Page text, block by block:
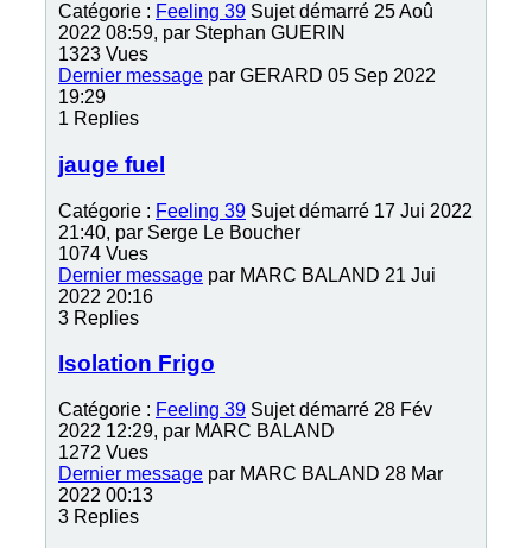
Catégorie : Feeling 39 Sujet démarré 25 Aoû
2022 08:59, par Stephan GUERIN
1323 Vues
Dernier message par GERARD 05 Sep 2022
19:29
1 Replies
jauge fuel
Catégorie : Feeling 39 Sujet démarré 17 Jui 2022
21:40, par Serge Le Boucher
1074 Vues
Dernier message par MARC BALAND 21 Jui
2022 20:16
3 Replies
Isolation Frigo
Catégorie : Feeling 39 Sujet démarré 28 Fév
2022 12:29, par MARC BALAND
1272 Vues
Dernier message par MARC BALAND 28 Mar
2022 00:13
3 Replies